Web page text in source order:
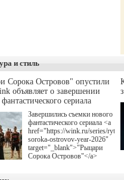
и стиль
Сорока Островов" опустили
объявляет о завершении
сериала
Завершились съемки нового
фантастического сериала <a
href="https://wink.ru/series/rytsari-
soroka-ostrovov-year-2026"
target="_blank">"Рыцари
Сорока Островов"</a>